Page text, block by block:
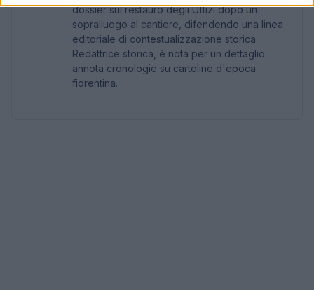
dossier sul restauro degli Uffizi dopo un
sopralluogo al cantiere, difendendo una linea
editoriale di contestualizzazione storica.
Redattrice storica, è nota per un dettaglio:
annota cronologie su cartoline d'epoca
fiorentina.